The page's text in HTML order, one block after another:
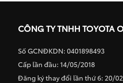
CÔNG TY TNHH TOYOTA
Số GCNĐKDN: 0401898493
Cấp lần đầu: 14/05/2018
Đăng ký thay đổi lần thứ 6: 20/